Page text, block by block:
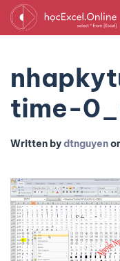
time-
Written bydtnguyen